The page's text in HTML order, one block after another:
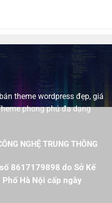
theme wordpress đẹp, giá
phong phú đa dạng
NGHỆ TRUNG THÔNG
8617179898 do Sở Kế
Hà Nội cấp ngày